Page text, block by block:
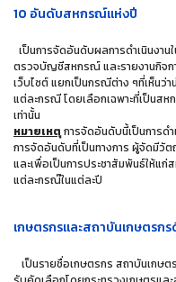
10 อันดับสหกรณ์แห่งปี
เป็นการจัดอันดับผลการดำเนินงา
ตรวจบัญชีสหกรณ์ และรายงานกิจก
เว็บไซต์ แยกเป็นกรณีต่าง ๆที่เห็นว่า
แต่ละกรณี โดยเลือกเฉพาะที่เป็นส
เท่านั้น
หมายเหตุการจัดอันดับนี้เป็นการดำ
การจัดอันดับที่เป็นทางการ ผู้จัดมีวั
และเพื่อเป็นการประชาสัมพันธ์ให้แ
แต่ละกรณ๊ในแต่ละปี
เกษตรกรและสถาบันเกษตรกร
เป็นรายชื่อเกษตรกร สถาบันเกษ